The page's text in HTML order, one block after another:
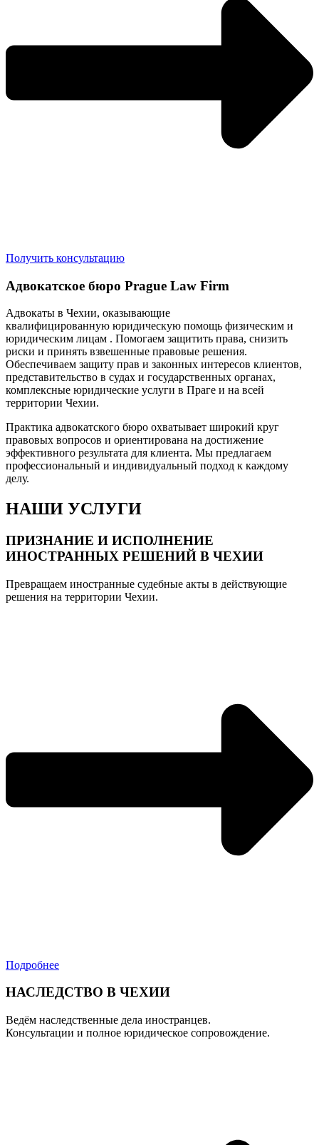
Получить консультацию
Адвокатское бюро Prague Law Firm
Адвокаты в Чехии, оказывающие
квалифицированную юридическую помощь физическим и
юридическим лицам . Помогаем защитить права, снизить
риски и принять взвешенные правовые решения.
Обеспечиваем защиту прав и законных интересов клиентов,
представительство в судах и государственных органах,
комплексные юридические услуги в Праге и на всей
территории Чехии.
Практика адвокатского бюро охватывает широкий круг
правовых вопросов и ориентирована на достижение
эффективного результата для клиента. Мы предлагаем
профессиональный и индивидуальный подход к каждому
делу.
НАШИ УСЛУГИ
ПРИЗНАНИЕ И ИСПОЛНЕНИЕ
ИНОСТРАННЫХ РЕШЕНИЙ В ЧЕХИИ
Превращаем иностранные судебные акты в действующие
решения на территории Чехии.
Подробнее
НАСЛЕДСТВО В ЧЕХИИ
Ведём наследственные дела иностранцев.
Консультации и полное юридическое сопровождение.